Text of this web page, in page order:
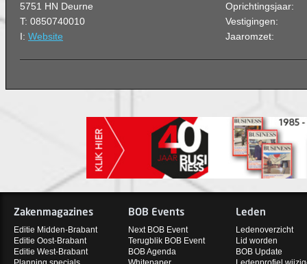
5751 HN Deurne
T: 0850740010
I: Website
Oprichtingsjaar:
Vestigingen:
Jaaromzet:
Zakenmagazines
Editie Midden-Brabant
Editie Oost-Brabant
Editie West-Brabant
BOB Events
Next BOB Event
Terugblik BOB Event
BOB Agenda
Leden
Ledenoverzicht
Lid worden
BOB Update